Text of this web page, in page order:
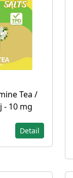
Tea /
- 10 mg
Detail